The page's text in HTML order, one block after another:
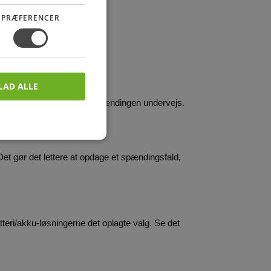
strækninger æder af spændingen undervejs.
gør det lettere at opdage et spændingsfald,
akku-løsningerne det oplagte valg. Se det
PRÆFERENCER
ALLE